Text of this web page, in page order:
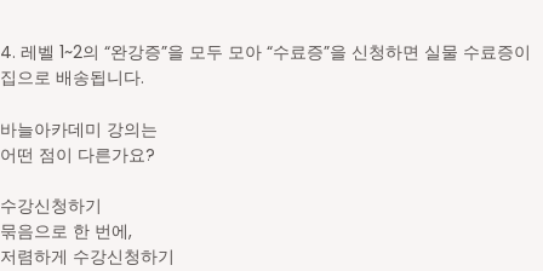
4. 레벨 1~2의 “완강증”을 모두 모아 “수료증”을 신청하면 실물 수료증이
집으로 배송됩니다.
바늘아카데미 강의는
어떤 점이 다른가요?
수강신청하기
묶음으로 한 번에,
저렴하게 수강신청하기